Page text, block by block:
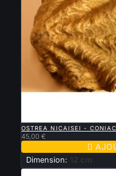
OSTREA NICAISEI -
45,00 €

Dimension: 12 cm